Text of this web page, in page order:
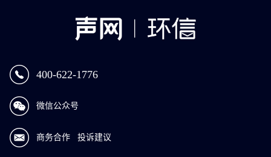
400-622-1776
微信公众号
商务合作 投诉建议